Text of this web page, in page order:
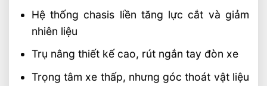
Hệ thống chasis liền tăng lực cắt và giảm
nhiên liệu
Trụ nâng thiết kế cao, rút ngắn tay đòn xe
Trọng tâm xe thấp, nhưng góc thoát vật liệu